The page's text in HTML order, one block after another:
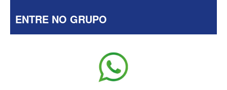
ENTRE NO GRUPO